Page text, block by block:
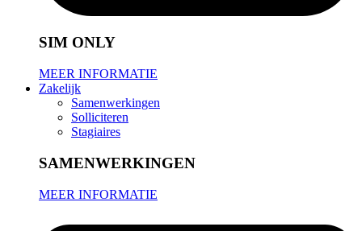
SIM ONLY
MEER INFORMATIE
Zakelijk
Samenwerkingen
Solliciteren
Stagiaires
SAMENWERKINGEN
MEER INFORMATIE